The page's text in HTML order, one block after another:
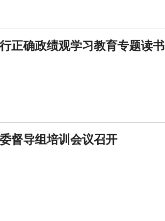
正确政绩观学习教育专题读书
督导组培训会议召开